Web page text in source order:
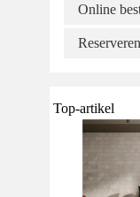
Online
Top-artikel